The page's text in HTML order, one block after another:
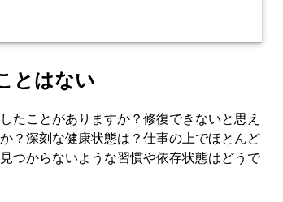
とはない
たことがありますか？修復できないと思え
？深刻な健康状態は？仕事の上でほとんど
つからないような習慣や依存状態はどうで